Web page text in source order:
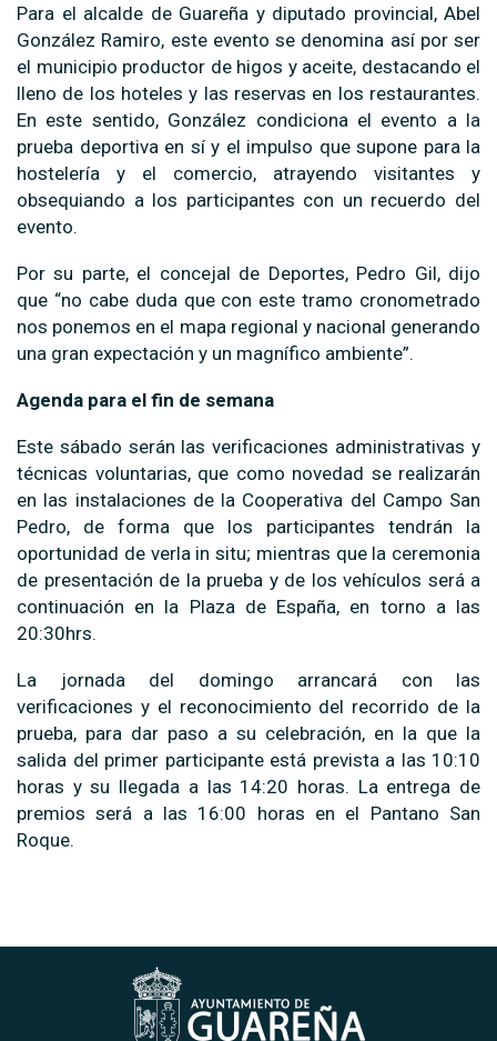
Para el alcalde de Guareña y diputado provincial, Abel
González Ramiro, este evento se denomina así por ser
el municipio productor de higos y aceite, destacando el
lleno de los hoteles y las reservas en los restaurantes.
En este sentido, González condiciona el evento a la
prueba deportiva en sí y el impulso que supone para la
hostelería y el comercio, atrayendo visitantes y
obsequiando a los participantes con un recuerdo del
evento.
Por su parte, el concejal de Deportes, Pedro Gil, dijo
que “no cabe duda que con este tramo cronometrado
nos ponemos en el mapa regional y nacional generando
una gran expectación y un magnífico ambiente”.
Agenda para el fin de semana
Este sábado serán las verificaciones administrativas y
técnicas voluntarias, que como novedad se realizarán
en las instalaciones de la Cooperativa del Campo San
Pedro, de forma que los participantes tendrán la
oportunidad de verla in situ; mientras que la ceremonia
de presentación de la prueba y de los vehículos será a
continuación en la Plaza de España, en torno a las
20:30hrs.
La jornada del domingo arrancará con las
verificaciones y el reconocimiento del recorrido de la
prueba, para dar paso a su celebración, en la que la
salida del primer participante está prevista a las 10:10
horas y su llegada a las 14:20 horas. La entrega de
premios será a las 16:00 horas en el Pantano San
Roque.